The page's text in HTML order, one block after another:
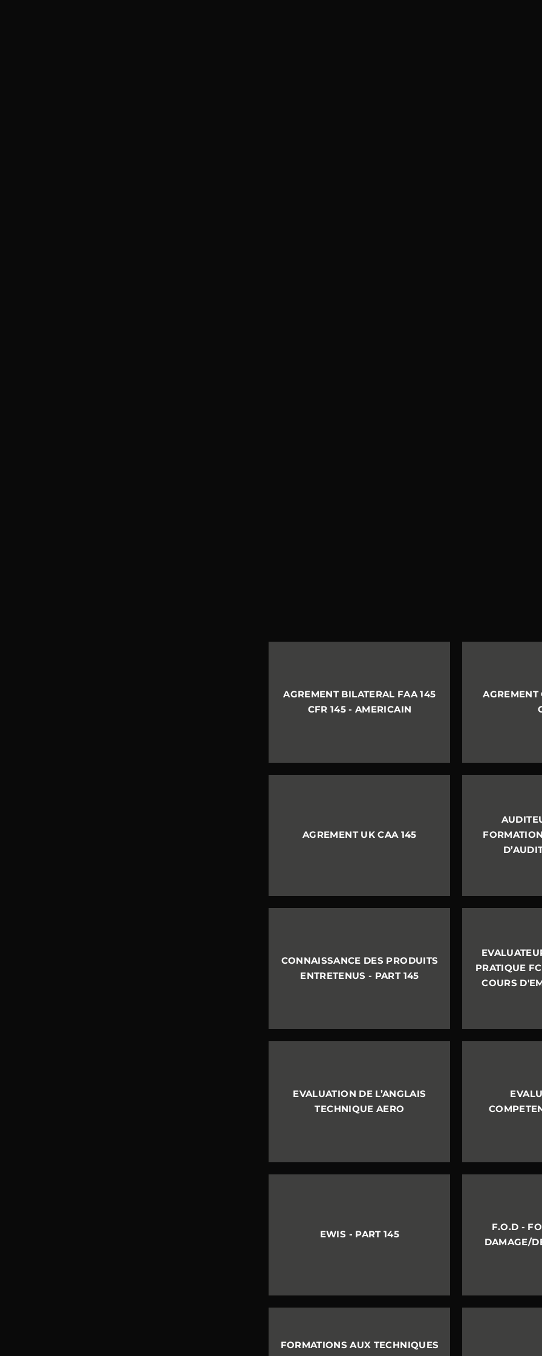
AGREMENT BILATERAL FAA 145
CFR 145 - AMERICAIN
AGREMENT
AGREMENT UK CAA 145
CONNAISSANCE DES PRODUITS
ENTRETENUS - PART 145
PRATIQUE
COURS
EVALUATION DE L’ANGLAIS
TECHNIQUE AERO
EWIS - PART 145
F.O.D -
DAMAGE/
FORMATIONS AUX TECHNIQUES